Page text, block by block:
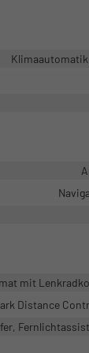
mit
Distance